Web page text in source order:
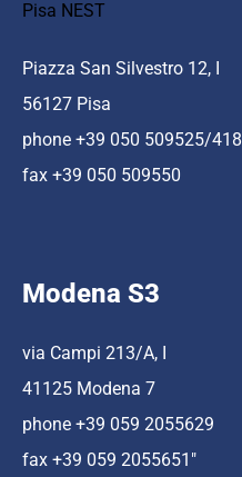
Pisa NEST
Piazza San Silvestro 12, I
56127 Pisa
phone +39 050 509525/418
fax +39 050 509550
Modena S3
via Campi 213/A, I
41125 Modena 7
phone +39 059 2055629
fax +39 059 2055651″